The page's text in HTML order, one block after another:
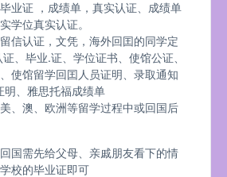
业证 ，成绩单，真实认证、成绩单
学位真实认证。
信认证，文凭，海外回囯的同学定
、毕业.证、学位证书、使馆公证、
使馆留学回囯人员证明、录取通知
、雅思托福成绩单
、澳、欧洲等留学过程中或回国后
国需先给父母、亲戚朋友看下的情
校的毕业证即可